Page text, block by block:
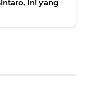
Ini yang